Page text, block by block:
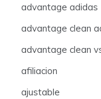
advantage adidas
advantage clean
advantage clean
afiliacion
ajustable